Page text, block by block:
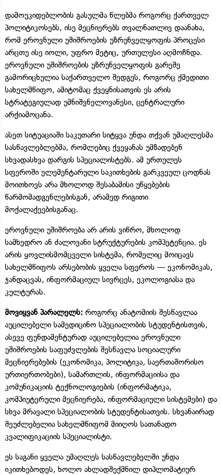
დამოუკიდებლობის გასულმა წლებმა როგორც ქართველ
პოლიტიკოსებს, ისე მეცნიერებს თვალნათლივ დაანახა,
რომ ეროვნული უშიშროების უზრუნველყოფის პროცესი
არცთუ ისე იოლი, უფრო მეტიც, ურთულესი აღმოჩნდა.
ეროვნული უშიშროების უზრუნველყოფის გარეშე
გამორიცხულია საქართველო შედგეს, როგორც ქმედითი
სახელმწიფო, ამიტომაც ქვეყნისათვის ეს არის
სტრატეგიულად უმნიშვნელოვანესი, ცენტრალური
არქიამოცანა.
ასეთ სიტუაციაში საკუთარი სიტყვა უნდა თქვან უმაღლესმა
სასწავლებლებმა, რომლებიც ქვეყანას უმზადებენ
სხვადასხვა დარგის სპეციალისტებს. ამ ურთულეს
სფეროში ელემენტარული საკითხების გარკვეულ ცოდნას
მოითხოვს არა მხოლოდ შესაბამისი უწყებების
წარმომადგენლებისგან, არამედ რიგითი
მოქალაქეებისგანაც.
ეროვნული უშიშროება არ არის ვიწრო, მხოლოდ
სამხედრო ან ძალოვანი სტრუქტურების კომპეტენცია. ეს
არის ყოვლისმომცველი სისტემა, რომელიც მოიცავს
სახელმწიფოს არსებობის ყველა სფეროს — ეკონომიკას,
ჯანდაცვას, ინფორმაციულ სივრცეს, ეკოლოგიასა და
კულტურას.
მოვიყვან პარალელს: როგორც ანატომიის შესწავლაა
აუცილებელი სამედიცინო სპეციალობის სტუდენტისთვის,
ასევე ფუნდამენტურად აუცილებელია ეროვნული
უშიშროების საფუძვლების შესწავლა სოციალური
მეცნიერებების (ეკონომიკა, პოლიტიკა, საერთაშორისო
ურთიერთობები), სამართლის, ინფორმაციისა და
კომუნიკაციის ტექნოლოგიების (ინფორმატიკა,
კომპიუტერული მეცნიერება, ინფორმაციული სისტემები) და
სხვა მრავალი სპეციალობის სტუდენტისათვის. სხვანაირად
შეუძლებელია სახელმწიფომ მიიღოს სათანადო
კვალიფიკაციის სპეციალისტი.
ეს საგანი ყველა უმაღლეს სასწავლებელში უნდა
იკითხებოდეს, ხოლო ახლადშექმნილ დიპლომატიურ